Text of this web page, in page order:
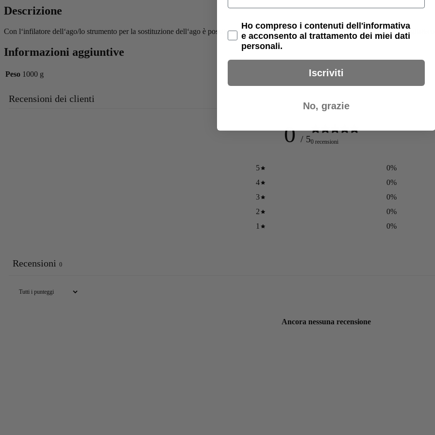
Descrizione
Con l‘infilatore dell‘ago/lo strumento per la sostituzione dell‘ago è possibile bloccare, inserire e infilare comodamente gli aghi della
Informazioni aggiuntive
Peso 1000 g
Recensioni dei clienti
0 / 50 recensioni
5 0%
4
0%
3
0%
2
0%
1
0%
Recensioni 0
Ancora nessuna recensione
Privacy Policy
Ho compreso i contenuti dell'informativa
e acconsento al trattamento dei miei dati
personali.
Iscriviti
No, grazie